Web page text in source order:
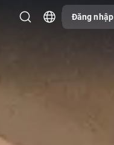
Đăng nhập